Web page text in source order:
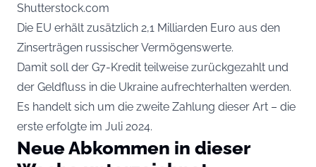
Shutterstock.com
Die EU erhält zusätzlich 2,1 Milliarden Euro aus den
Zinserträgen russischer Vermögenswerte.
Damit soll der G7-Kredit teilweise zurückgezahlt und
der Geldfluss in die Ukraine aufrechterhalten werden.
Es handelt sich um die zweite Zahlung dieser Art – die
erste erfolgte im Juli 2024.
Neue Abkommen in dieser